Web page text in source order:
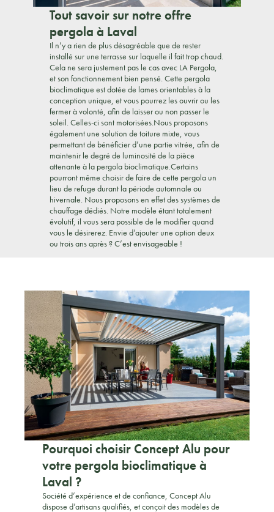
Tout savoir sur notre offre
pergola à Laval
Il n’y a rien de plus désagréable que de rester
installé sur une terrasse sur laquelle il fait trop chaud.
Cela ne sera justement pas le cas avec LA Pergola,
et son fonctionnement bien pensé. Cette pergola
bioclimatique est dotée de lames orientables à la
conception unique, et vous pourrez les ouvrir ou les
fermer à volonté, afin de laisser ou non passer le
soleil. Celles-ci sont motorisées.Nous proposons
également une solution de toiture mixte, vous
permettant de bénéficier d’une partie vitrée, afin de
maintenir le degré de luminosité de la pièce
attenante à la pergola bioclimatique.Certains
pourront même choisir de faire de cette pergola un
lieu de refuge durant la période automnale ou
hivernale. Nous proposons en effet des systèmes de
chauffage dédiés. Notre modèle étant totalement
évolutif, il vous sera possible de le modifier quand
vous le désirerez. Envie d’ajouter une option deux
ou trois ans après ? C’est envisageable !
Pourquoi choisir Concept Alu pour
votre pergola bioclimatique à
Laval ?
Société d’expérience et de confiance, Concept Alu
dispose d’artisans qualifiés, et conçoit des modèles de